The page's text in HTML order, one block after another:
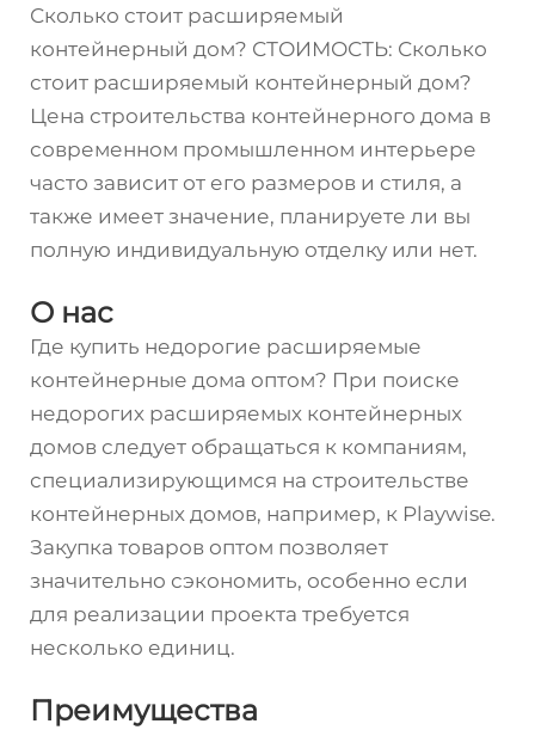
Сколько стоит расширяемый
контейнерный дом? СТОИМОСТЬ: Сколько
стоит расширяемый контейнерный дом?
Цена строительства контейнерного дома в
современном промышленном интерьере
часто зависит от его размеров и стиля, а
также имеет значение, планируете ли вы
полную индивидуальную отделку или нет.
О нас
Где купить недорогие расширяемые
контейнерные дома оптом? При поиске
недорогих расширяемых контейнерных
домов следует обращаться к компаниям,
специализирующимся на строительстве
контейнерных домов, например, к Playwise.
Закупка товаров оптом позволяет
значительно сэкономить, особенно если
для реализации проекта требуется
несколько единиц.
Преимущества